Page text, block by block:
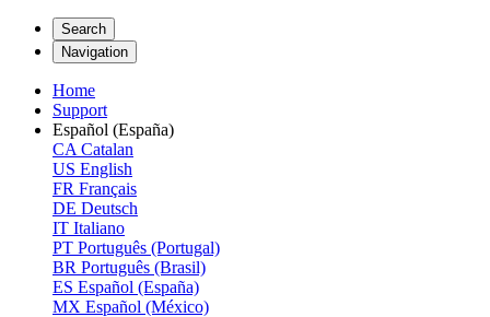
Search
Navigation
Home
Support
Español (España)
CA Catalan
US English
FR Français
DE Deutsch
IT Italiano
PT Português (Portugal)
BR Português (Brasil)
ES Español (España)
MX Español (México)